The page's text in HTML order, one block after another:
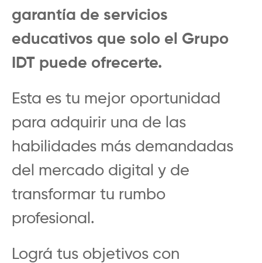
garantía de servicios
educativos que solo el Grupo
IDT puede ofrecerte.
Esta es tu mejor oportunidad
para adquirir una de las
habilidades más demandadas
del mercado digital y de
transformar tu rumbo
profesional.
Lográ tus objetivos con